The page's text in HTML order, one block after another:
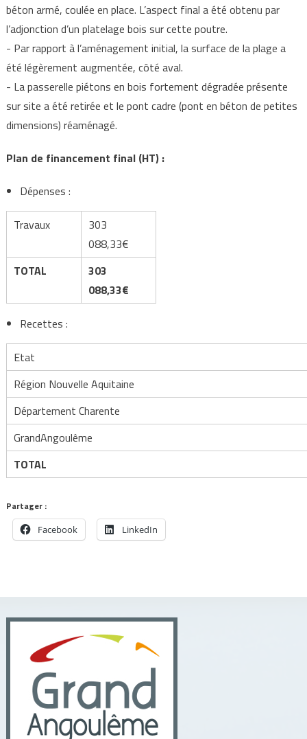
béton armé, coulée en place. L’aspect final a été obtenu par
l’adjonction d’un platelage bois sur cette poutre.
- Par rapport à l’aménagement initial, la surface de la plage a
été légèrement augmentée, côté aval.
- La passerelle piétons en bois fortement dégradée présente
sur site a été retirée et le pont cadre (pont en béton de petites
dimensions) réaménagé.
Plan de financement final (HT) :
Dépenses :
Travaux
303
088,33€
TOTAL
303
088,33€
Recettes :
Etat
Région Nouvelle Aquitaine
Département Charente
GrandAngoulême
TOTAL
Partager :
Facebook LinkedIn